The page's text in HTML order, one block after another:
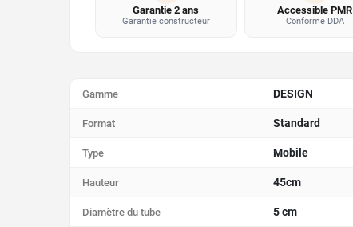
Garantie 2 ans
Garantie constructeur
Accessible PMR
Conforme DDA
Gamme DESIGN
Format Standard
Type Mobile
Hauteur 45cm
Diamètre du tube 5 cm